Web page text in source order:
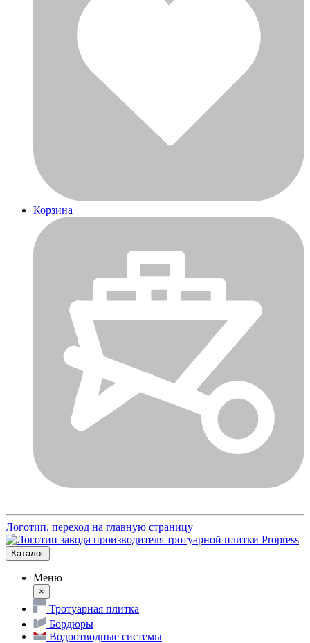
Корзина
Логотип, переход на главную страницу
Каталог
Меню
×
Тротуарная плитка
Бордюры
Водоотводные системы